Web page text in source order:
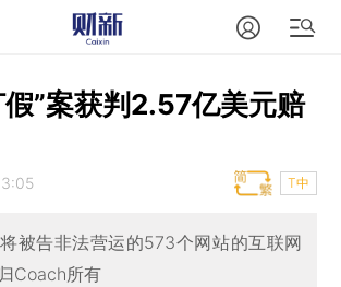
”案获判2.57亿美元赔
T中
被告非法营运的573个网站的互联网
Coach所有